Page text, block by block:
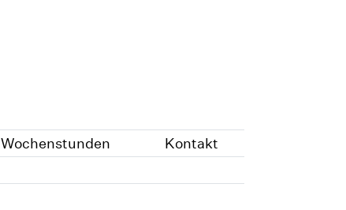
Wochenstunden
Kontakt